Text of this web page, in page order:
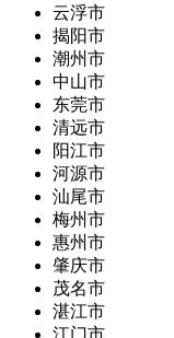
云浮市
揭阳市
潮州市
中山市
东莞市
清远市
阳江市
河源市
汕尾市
梅州市
惠州市
肇庆市
茂名市
湛江市
江门市